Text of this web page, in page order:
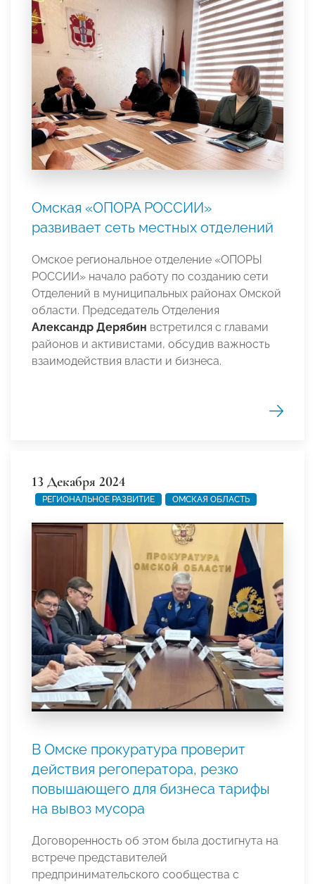
Омская «ОПОРА РОССИИ»
развивает сеть местных отделений
Омское региональное отделение «ОПОРЫ
РОССИИ» начало работу по созданию сети
Отделений в муниципальных районах Омской
области. Председатель Отделения
Александр Дерябин встретился с главами
районов и активистами, обсудив важность
взаимодействия власти и бизнеса.
13 Декабря 2024
РЕГИОНАЛЬНОЕ РАЗВИТИЕ ОМСКАЯ ОБЛАСТЬ
В Омске прокуратура проверит
действия регоператора, резко
повышающего для бизнеса тарифы
на вывоз мусора
Договоренность об этом была достигнута на
встрече представителей
предпринимательского сообщества с